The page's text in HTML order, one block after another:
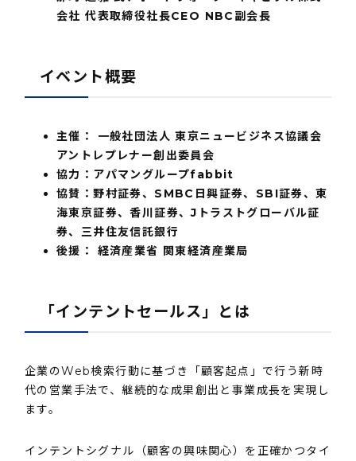
会社 代表取締役社長CEO NBC副会長
イベント概要
主催： 一般社団法人 東京ニュービジネス協議会
アントレプレナー創出委員会
協力：アパマングループfabbit
協賛：野村証券、SMBC日興証券、SBI証券、東
海東京証券、香川証券、Jトラストグローバル証
券、三井住友信託銀行
後援： 経済産業省 関東経済産業局
「インテントセールス」とは
企業のWeb検索行動に基づき「顧客起点」で行う新時
代の営業手法で、継続的な成果創出と事業成長を実現し
ます。
インテントシグナル（顧客の興味関心）を正確かつタイ